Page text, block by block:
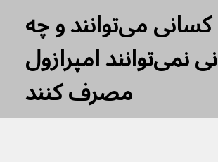
می‌توانند و چه
نمی‌توانند امپرازول
مصرف کنند